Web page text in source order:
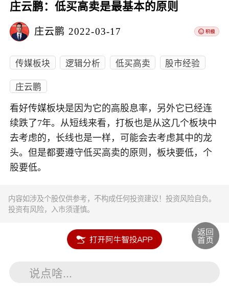
庄云鹏：低买高卖是最基本的原则
庄云鹏 2022-03-17
传媒板块 逻辑分析 低买高卖
股市经验
庄云鹏
看好传媒板块是因为它的高股息率，另外它已经连
续跌了7年。从短线来看，打板也是从这几个板块中
去考虑的，长线也是一样，可能会去考虑其中的龙
头。但是都要遵守低买高卖的原则，板块要低，个
股要低。
内容如涉及个股仅供参考，不构成任何投资建议！投资风险自负。
投资有风险，入市须谨慎。
说点啥...